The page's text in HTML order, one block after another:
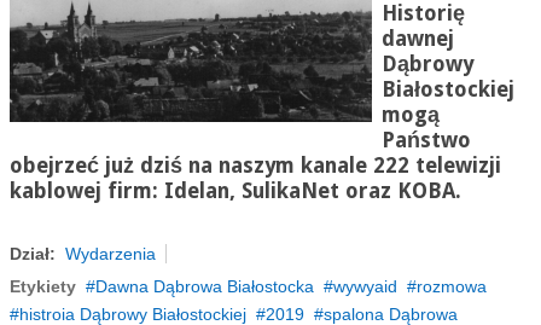
Historię
dawnej
Dąbrowy
Białostockiej
mogą
Państwo
obejrzeć już dziś na naszym kanale 222 telewizji
kablowej firm: Idelan, SulikaNet oraz KOBA.
Dział: Wydarzenia
Etykiety
Dawna Dąbrowa Białostocka wywyaid
rozmowa
histroia Dąbrowy Białostockiej
2019
spalona Dąbrowa